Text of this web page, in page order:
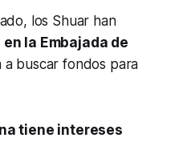
los Shuar han
en la Embajada de
a buscar fondos para
tiene intereses